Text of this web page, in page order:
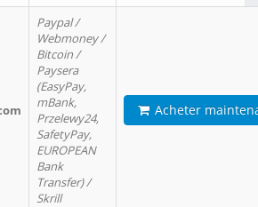
Paypal /
Webmoney /
Bitcoin /
Paysera
(EasyPay,
mBank,
Przelewy24,
SafetyPay,
EUROPEAN
Bank
Transfer) /
Skrill
Acheter